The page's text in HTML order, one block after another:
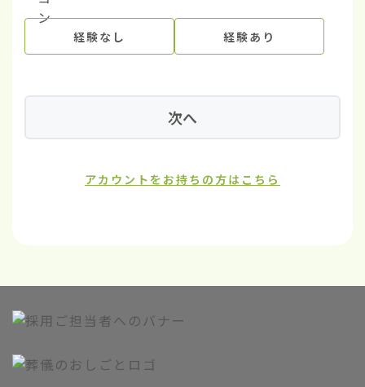
経験なし 経験あり
次へ
アカウントをお持ちの方はこちら